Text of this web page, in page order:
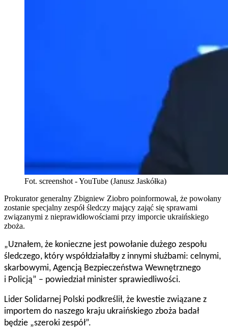
Fot. screenshot - YouTube (Janusz Jaskółka)
Prokurator generalny Zbigniew Ziobro poinformował, że powołany
zostanie specjalny zespół śledczy mający zająć się sprawami
związanymi z nieprawidłowościami przy imporcie ukraińskiego
zboża.
„Uznałem, że konieczne jest powołanie dużego zespołu
śledczego, który współdziałałby z innymi służbami: celnymi,
skarbowymi, Agencją Bezpieczeństwa Wewnętrznego
i Policją” – powiedział minister sprawiedliwości.
Lider Solidarnej Polski podkreślił, że kwestie związane z
importem do naszego kraju ukraińskiego zboża badał
będzie „szeroki zespół”.